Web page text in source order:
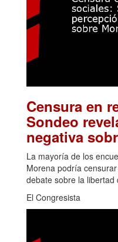
Censura en
Sondeo
negativa
La mayoría de los
Morena podría
debate sobre la libertad
El Congresista